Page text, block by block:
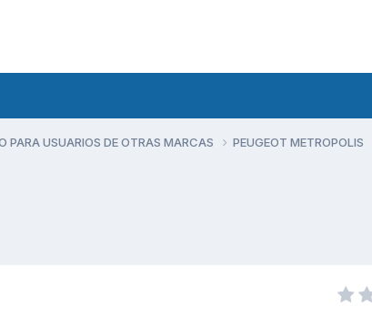
PARA USUARIOS DE OTRAS MARCAS PEUGEOT METROPOLIS